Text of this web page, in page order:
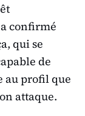
confirmé
qui se
de
au profil que
attaque.